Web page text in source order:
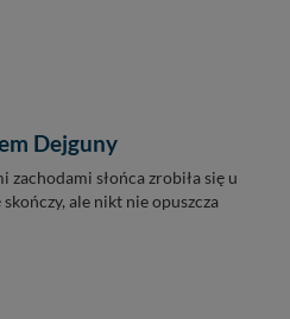
Dejguny
zachodami słońca zrobiła się u
ale nikt nie opuszcza